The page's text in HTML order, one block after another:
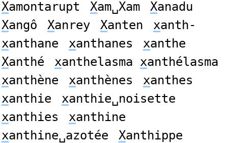
Xamontarupt Xam␣Xam Xanadu
Xangô Xanrey Xanten xanth-
xanthane xanthanes xanthe
Xanthé xanthelasma xanthélasma
xanthène xanthènes xanthes
xanthie xanthie␣noisette
xanthies xanthine
xanthine␣azotée Xanthippe